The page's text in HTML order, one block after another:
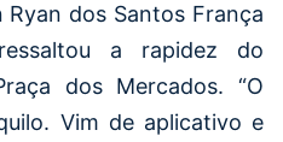
dos Santos França
a rapidez do
dos Mercados. “O
Vim de aplicativo e